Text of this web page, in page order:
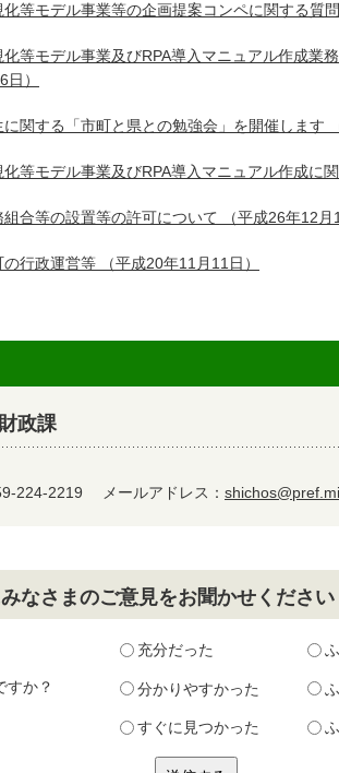
化等モデル事業等の企画提案コンペに関する質
等モデル事業及びRPA導入マニュアル作成業
）
に関する「市町と県との勉強会」を開催します
等モデル事業及びRPA導入マニュアル作成に
組合等の設置等の許可について （平成26年12月
の行政運営等 （平成20年11月11日）
政課
224-2219 メールアドレス：
なさまのご意見をお聞かせください
充分だった
すか？ 分かりやすかった
すぐに見つかった